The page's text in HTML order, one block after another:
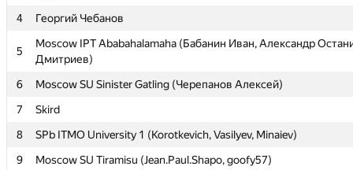
4
Георгий Чебанов
5
Moscow IPT Ababahalamaha (Бабанин Иван, Александр
Дмитриев)
6
Moscow SU Sinister Gatling (Черепанов Алексей)
7
Skird
8
SPb ITMO University 1 (Korotkevich, Vasilyev, Minaiev)
9
Moscow SU Tiramisu (Jean.Paul.Shapo, goofy57)
4
Георгий Чебанов
5
Moscow IPT Ababahalamaha (Бабанин Иван, Александр
Дмитриев)
6
Moscow SU Sinister Gatling (Черепанов Алексей)
7
Skird
8
SPb ITMO University 1 (Korotkevich, Vasilyev, Minaiev)
9
Moscow SU Tiramisu (Jean.Paul.Shapo, goofy57)